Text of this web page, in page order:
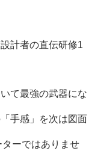
計者の直伝研修1
て最強の武器にな
手感」を次は図面
ーではありませ